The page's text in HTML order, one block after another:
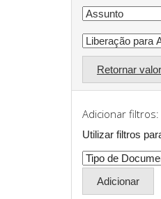
Retornar
Adicionar filtros:
Utilizar filtros